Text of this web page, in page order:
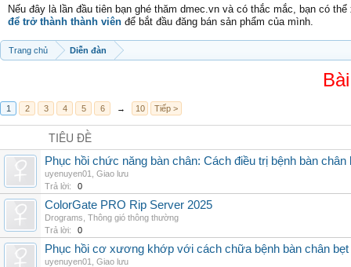
Nếu đây là lần đầu tiên bạn ghé thăm dmec.vn và có thắc mắc, bạn có
để trở thành thành viên để bắt đầu đăng bán sản phẩm của mình.
Trang chủ Diễn đàn
1 2 3 4 5 6 → 10 Tiếp >
TIÊU ĐỀ
Phục hồi chức năng bàn chân: Cách điều trị bệnh bàn chân
uyenuyen01
Giao lưu
Trả lời:
0
ColorGate PRO Rip Server 2025
Drograms Thông gió thông thường
Trả lời:
0
Phục hồi cơ xương khớp với cách chữa bệnh bàn chân bẹt
uyenuyen01
Giao lưu